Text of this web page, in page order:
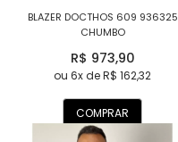
BLAZER DOCTHOS 609 936325
CHUMBO
R$ 973,90
ou 6x de R$ 162,32
COMPRAR